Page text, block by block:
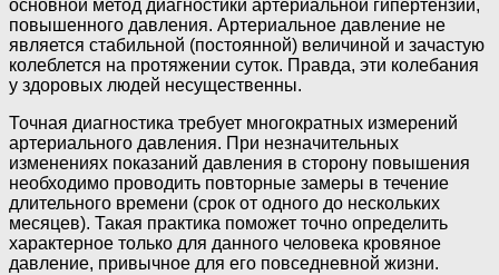
основной метод диагностики артериальной гипертензии,
повышенного давления. Артериальное давление не
является стабильной (постоянной) величиной и зачастую
колеблется на протяжении суток. Правда, эти колебания
у здоровых людей несущественны.
Точная диагностика требует многократных измерений
артериального давления. При незначительных
изменениях показаний давления в сторону повышения
необходимо проводить повторные замеры в течение
длительного времени (срок от одного до нескольких
месяцев). Такая практика поможет точно определить
характерное только для данного человека кровяное
давление, привычное для его повседневной жизни.